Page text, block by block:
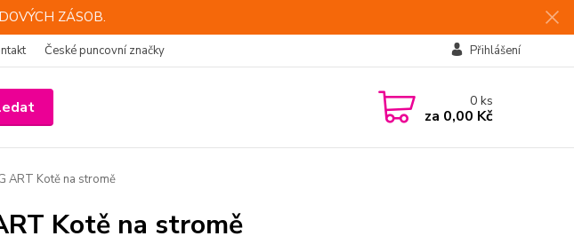
ZÁSOB.
České puncovní značky Přihlášení
0ks
za 0,00 Kč
ART Kotě na stromě
Kotě na stromě